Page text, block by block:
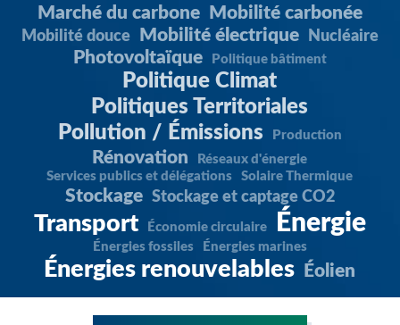
Marché du carbone Mobilité carbonée
Mobilité douce Mobilité électrique Nucléaire
Photovoltaïque Politique bâtiment
Politique Climat
Politiques Territoriales
Pollution / Émissions
Production
Rénovation
Réseaux d'énergie
Services publics et délégations
Solaire Thermique
Stockage Stockage et captage CO2
Transport Économie circulaire Énergie
Énergies fossiles Énergies marines
Énergies renouvelables Éolien